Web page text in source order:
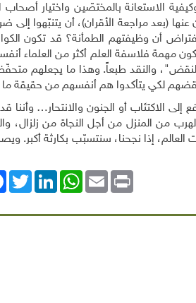
الاستعانة بالمختصّين واختيار أصحاب
(بعد مراجعة الأقران)، أن يتنبّهوا إلى
أن وظيفتهم الطمأنة؟ قد تكون
مهمة فلاسفة العلم أكثر من العلماء
للنقض"، والنقد طبعاً. وهذا ما يجعلهم
لكي يتأكدوا هم أنفسهم من حقيقة ما
إلى الاكتئاب أو الجنون والانتحار… وأننا
من المنزل من أجل النجاة من زلزال،
العالم، إذا نجحنا، سنتسبّب بكارثة أكبر.
LinkedIn
WhatsAppEmail Print